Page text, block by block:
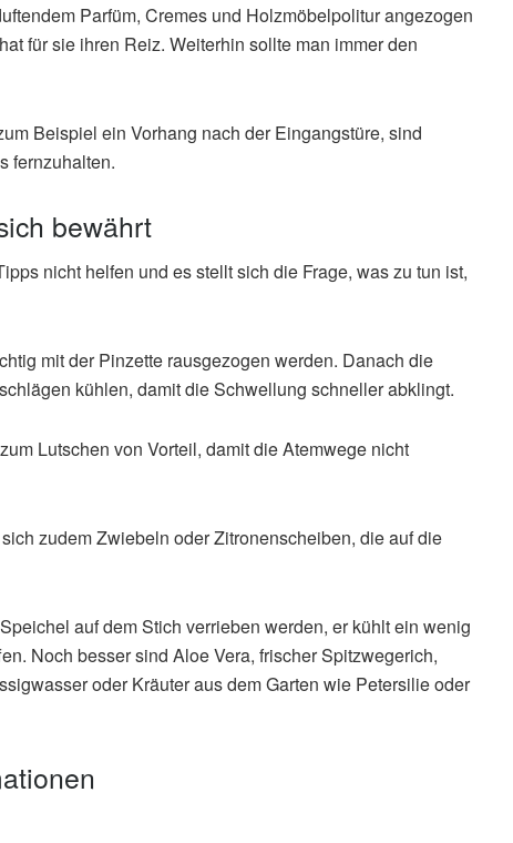
Parfüm, Cremes und Holzmöbelpolitur angezogen
für sie ihren Reiz. Weiterhin sollte man immer den
Beispiel ein Vorhang nach der Eingangstüre, sind
fernzuhalten.
bewährt
nicht helfen und es stellt sich die Frage, was zu tun ist,
mit der Pinzette rausgezogen werden. Danach die
kühlen, damit die Schwellung schneller abklingt.
Lutschen von Vorteil, damit die Atemwege nicht
zudem Zwiebeln oder Zitronenscheiben, die auf die
auf dem Stich verrieben werden, er kühlt ein wenig
Noch besser sind Aloe Vera, frischer Spitzwegerich,
oder Kräuter aus dem Garten wie Petersilie oder